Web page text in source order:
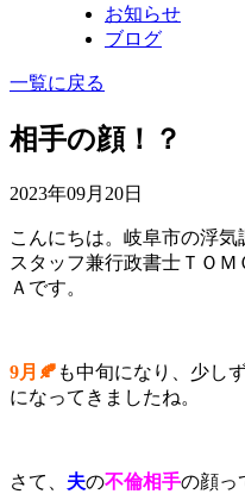
お知らせ
ブログ
一覧に戻る
相手の顔！？
2023年09月20日
こんにちは。岐阜市の浮気
スタッフ兼行政書士ＴＯ
Ａです。
9月🍂 も中旬になり、少し
になってきましたね。
さて、 夫の不倫相手の顔っ